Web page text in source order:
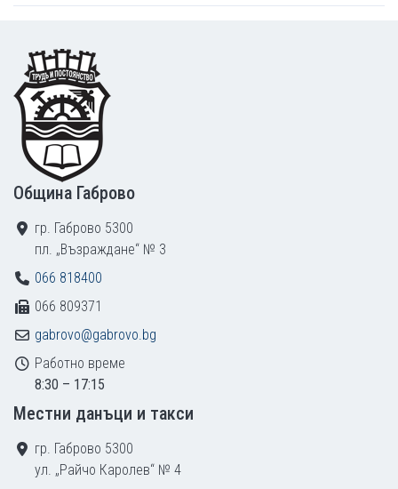
Footer
Община Габрово
гр. Габрово 5300
пл. „Възраждане“ № 3
066 818400
066 809371
gabrovo@gabrovo.bg
Работно време
8:30 – 17:15
Местни данъци и такси
гр. Габрово 5300
ул. „Райчо Каролев“ № 4